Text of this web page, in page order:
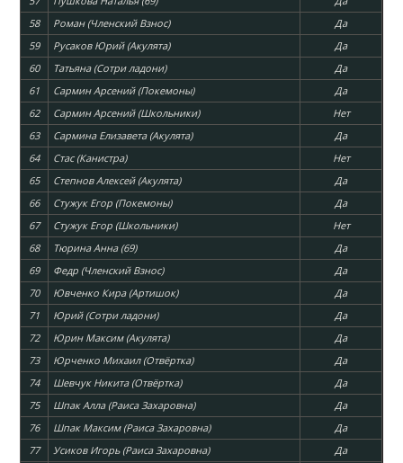
58
Роман (Членский Взнос)
Да
59
Русаков Юрий (Акулята)
Да
60
Татьяна (Сотри ладони)
Да
61
Сармин Арсений (Покемоны)
Да
62
Сармин Арсений (Школьники)
Нет
63
Сармина Елизавета (Акулята)
Да
64
Стас (Канистра)
Нет
65
Степнов Алексей (Акулята)
Да
66
Стужук Егор (Покемоны)
Да
67
Стужук Егор (Школьники)
Нет
68
Тюрина Анна (69)
Да
69
Федр (Членский Взнос)
Да
70
Ювченко Кира (Артишок)
Да
71
Юрий (Сотри ладони)
Да
72
Юрин Максим (Акулята)
Да
73
Юрченко Михаил (Отвёртка)
Да
74
Шевчук Никита (Отвёртка)
Да
75
Шпак Алла (Раиса Захаровна)
Да
76
Шпак Максим (Раиса Захаровна)
Да
77
Усиков Игорь (Раиса Захаровна)
Да